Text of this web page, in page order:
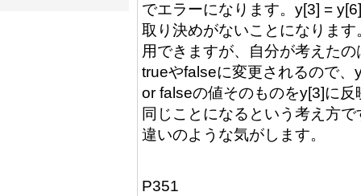
でエラーになります。y[3] =
取り決めがないことになりま
用できますが、自分が考えた
trueやfalseに変更されるので
or falseの値そのものをy[3]に
同じことになるという考え方
違いのような気がします。
P351